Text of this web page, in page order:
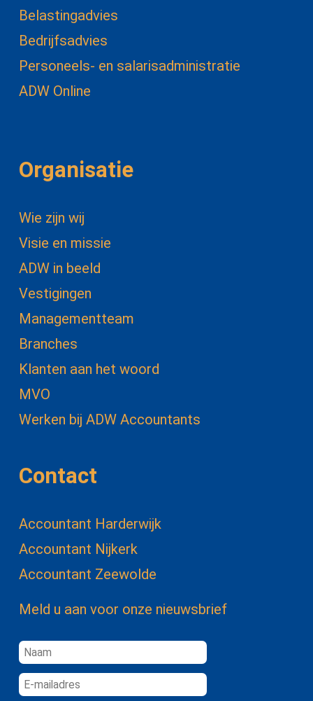
Belastingadvies
Bedrijfsadvies
Personeels- en salarisadministratie
ADW Online
Organisatie
Wie zijn wij
Visie en missie
ADW in beeld
Vestigingen
Managementteam
Branches
Klanten aan het woord
MVO
Werken bij ADW Accountants
Contact
Accountant Harderwijk
Accountant Nijkerk
Accountant Zeewolde
Meld u aan voor onze nieuwsbrief